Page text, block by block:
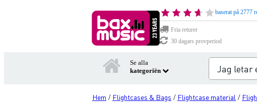
baserat på 2777
Fria returer
30 dagars provperiod
Se alla
kategoriën
Hem / Flightcases & Bags / Flightcase material /